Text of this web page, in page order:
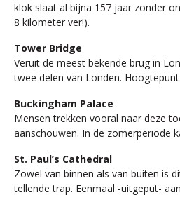
klok slaat al bijna 157 jaar zonder
8 kilometer ver!).
Tower Bridge
Veruit de meest bekende brug in
twee delen van Londen.
Buckingham Palace
Mensen trekken vooral naar deze
aanschouwen. In de zomerperiode
St. Paul’s Cathedral
Zowel van binnen als van buiten is
tellende trap. Eenmaal -uitgeput-